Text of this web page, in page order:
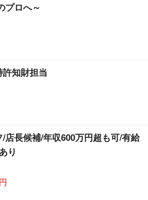
プロへ～
知財担当
店長候補/年収600万円超も可/有給
り